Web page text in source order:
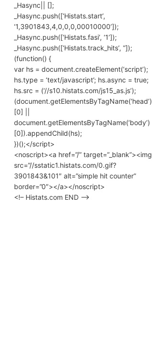
_Hasync|| [];
_Hasync.push([‘Histats.start’,
‘1,3901843,4,0,0,0,00010000’]);
_Hasync.push([‘Histats.fasi’, ‘1’]);
_Hasync.push([‘Histats.track_hits’, ”]);
(function() {
var hs = document.createElement(‘script’);
hs.type = ‘text/javascript’; hs.async = true;
hs.src = (‘//s10.histats.com/js15_as.js’);
(document.getElementsByTagName(‘head’)
[0] ||
document.getElementsByTagName(‘body’)
[0]).appendChild(hs);
})();</script>
<noscript><a href=”/” target=”_blank”><img
src=”//sstatic1.histats.com/0.gif?
3901843&101″ alt=”simple hit counter”
border=”0″></a></noscript>
<!– Histats.com END –>